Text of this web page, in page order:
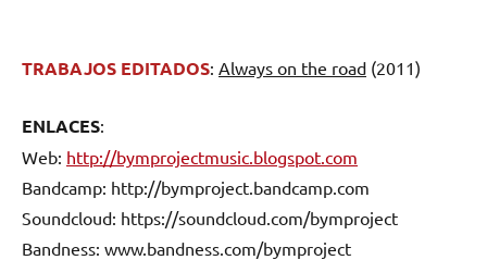
TRABAJOS EDITADOS: Always on the road (2011)
ENLACES:
Web: http://bymprojectmusic.blogspot.com
Bandcamp: http://bymproject.bandcamp.com
Soundcloud: https://soundcloud.com/bymproject
Bandness: www.bandness.com/bymproject